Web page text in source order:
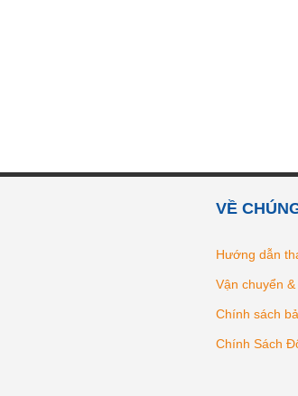
VỀ
Hướng dẫn
Vận chuyển
Chính sách
Chính Sách